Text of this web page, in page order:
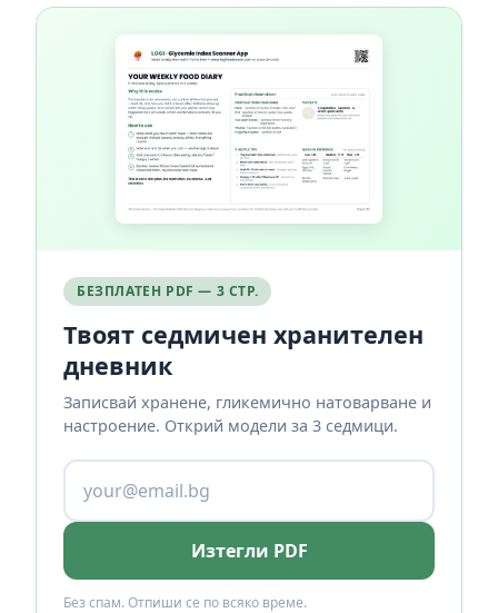
БЕЗПЛАТЕН PDF — 3 СТР.
Твоят седмичен хранителен
дневник
Записвай хранене, гликемично натоварване и
настроение. Открий модели за 3 седмици.
Изтегли PDF
Без спам. Отпиши се по всяко време.